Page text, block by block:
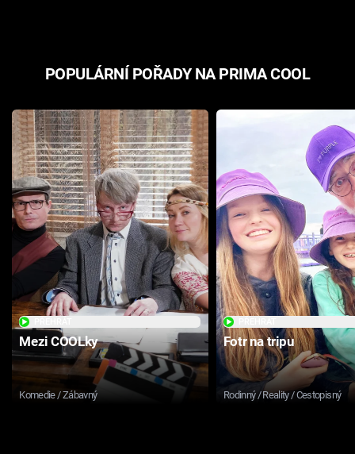
POPULÁRNÍ POŘADY NA PRIMA COOL
Mezi COOLky
Komedie / Zábavný
Fotr na tripu
Rodinný / Reality / Cestopisný